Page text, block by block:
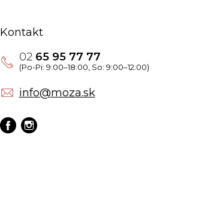
Kontakt
info@moza.sk
0265 95 77 77